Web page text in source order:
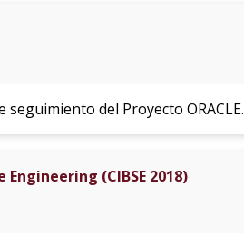
del Proyecto ORACLE.
(CIBSE 2018)